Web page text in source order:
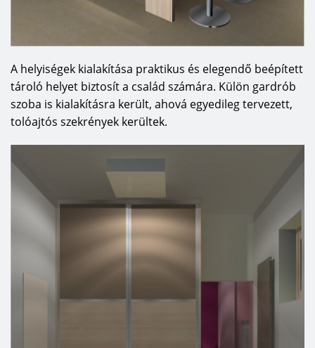
A helyiségek kialakítása praktikus és elegendő beépített
tároló helyet biztosít a család számára. Külön gardrób
szoba is kialakításra került, ahová egyedileg tervezett,
tolóajtós szekrények kerültek.